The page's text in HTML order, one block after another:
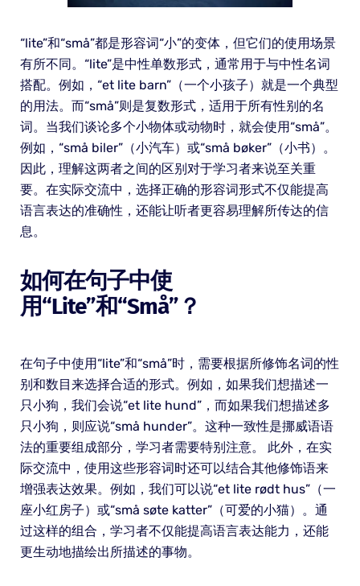
“lite”和“små”都是形容词“小”的变体，但它们的使用场景
有所不同。“lite”是中性单数形式，通常用于与中性名词
搭配。例如，“et lite barn”（一个小孩子）就是一个典型
的用法。而“små”则是复数形式，适用于所有性别的名
词。当我们谈论多个小物体或动物时，就会使用“små”。
例如，“små biler”（小汽车）或“små bøker”（小书）。
因此，理解这两者之间的区别对于学习者来说至关重
要。在实际交流中，选择正确的形容词形式不仅能提高
语言表达的准确性，还能让听者更容易理解所传达的信
息。
如何在句子中使
用“lite”和“små”？
在句子中使用“lite”和“små”时，需要根据所修饰名词的性
别和数目来选择合适的形式。例如，如果我们想描述一
只小狗，我们会说“et lite hund”，而如果我们想描述多
只小狗，则应说“små hunder”。这种一致性是挪威语语
法的重要组成部分，学习者需要特别注意。 此外，在实
际交流中，使用这些形容词时还可以结合其他修饰语来
增强表达效果。例如，我们可以说“et lite rødt hus”（一
座小红房子）或“små søte katter”（可爱的小猫）。通
过这样的组合，学习者不仅能提高语言表达能力，还能
更生动地描绘出所描述的事物。